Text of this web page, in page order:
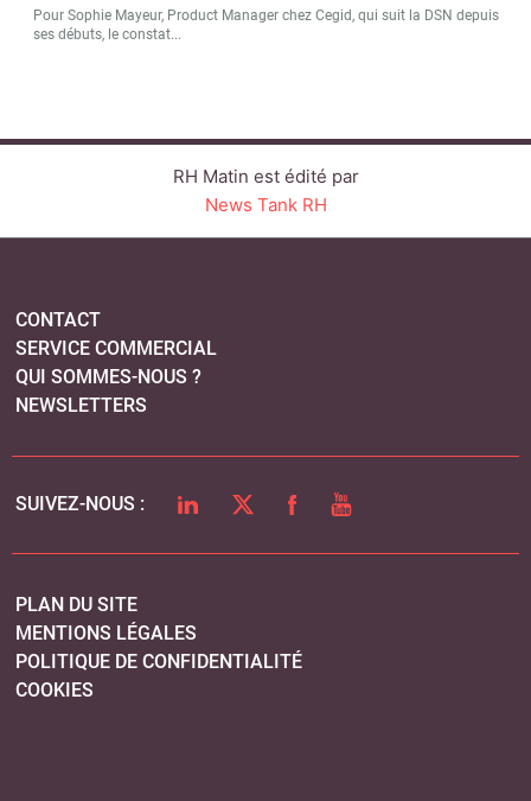
Pour Sophie Mayeur, Product Manager chez Cegid, qui suit la DSN depuis
ses débuts, le constat...
RH Matin est édité par
News Tank RH
CONTACT
SERVICE COMMERCIAL
QUI SOMMES-NOUS ?
NEWSLETTERS
SUIVEZ-NOUS : LINKEDINTWITTERFACEBOOK
YOUTUBE
PLAN DU SITE
MENTIONS LÉGALES
POLITIQUE DE CONFIDENTIALITÉ
COOKIES